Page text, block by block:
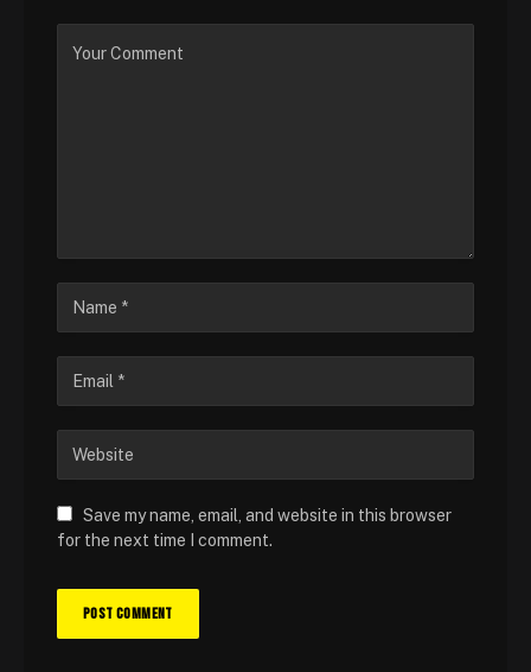
Save my name, email, and website in this browser
for the next time I comment.